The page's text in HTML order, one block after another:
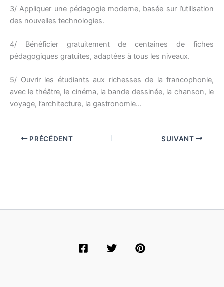
3/ Appliquer une pédagogie moderne, basée sur l’utilisation
des nouvelles technologies.
4/ Bénéficier gratuitement de centaines de fiches
pédagogiques gratuites, adaptées à tous les niveaux.
5/ Ouvrir les étudiants aux richesses de la francophonie,
avec le théâtre, le cinéma, la bande dessinée, la chanson, le
voyage, l’architecture, la gastronomie…
PRÉCÉDENT SUIVANT